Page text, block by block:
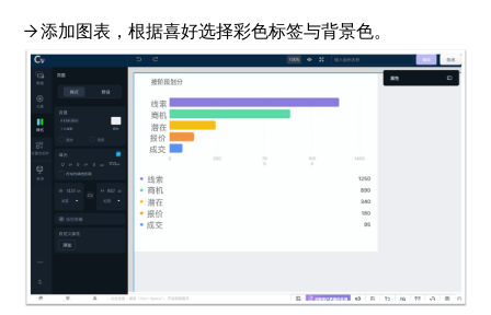
→ 添加图表，根据喜好选择彩色标签与背景色。